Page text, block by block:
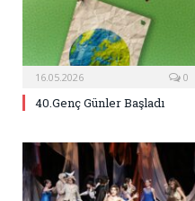
16.05.2026 0
40.Genç Günler Başladı